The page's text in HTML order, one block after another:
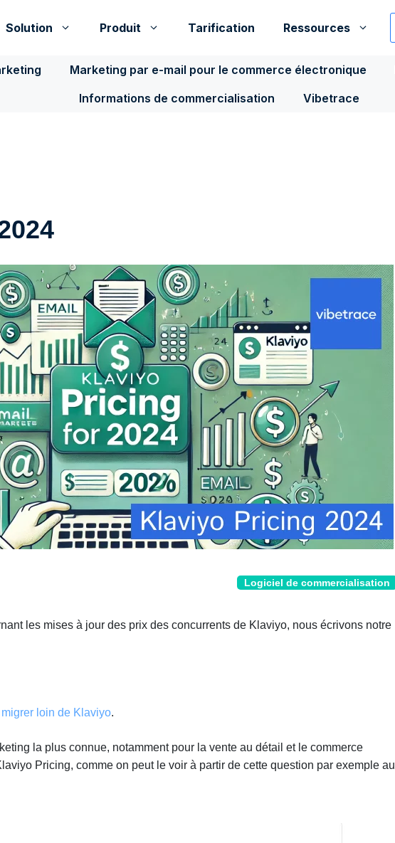
Solution Produit Tarification Ressources
Marketing par e-mail pour le commerce électronique
Informations de commercialisation
Vibetrace
Logiciel de commercialisation
les mises à jour des prix des concurrents de Klaviyo, nous écrivons notre
loin de Klaviyo.
la plus connue, notamment pour la vente au détail et le commerce
Pricing, comme on peut le voir à partir de cette question par exemple au